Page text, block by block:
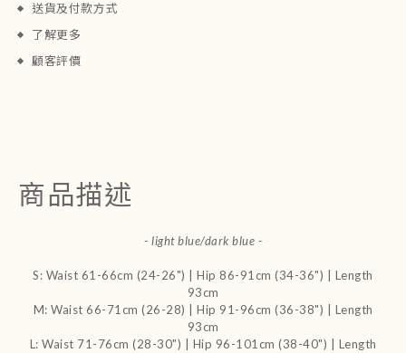
送貨及付款方式
了解更多
顧客評價
商品描述
- light blue/dark blue -
S: Waist 61-66cm (24-26") | Hip 86-91cm (34-36") | Length
93cm
M: Waist 66-71cm (26-28) | Hip 91-96cm (36-38") | Length
93cm
L: Waist 71-76cm (28-30") | Hip 96-101cm (38-40") | Length